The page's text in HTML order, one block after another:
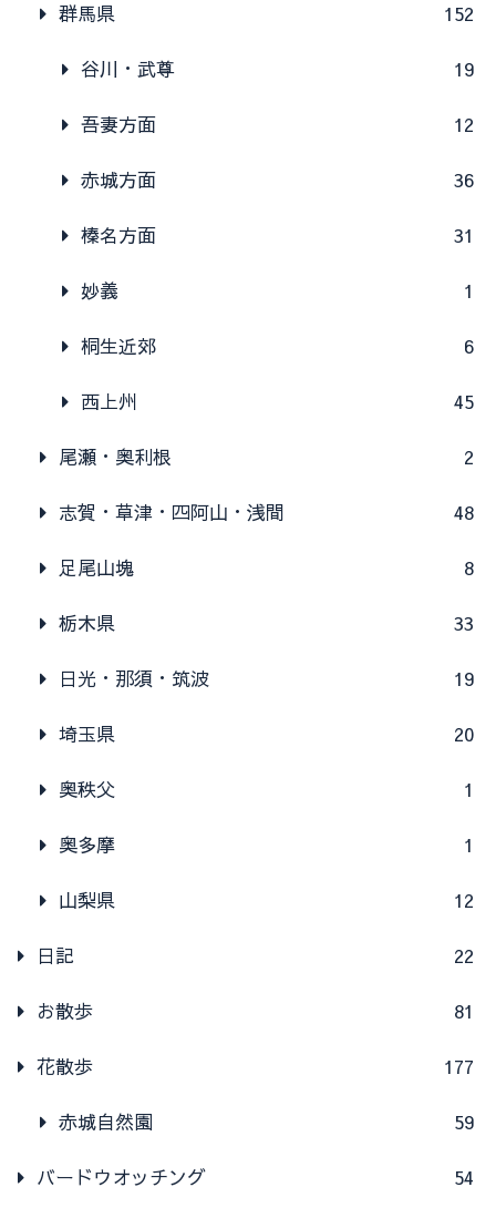
群馬県 152
谷川・武尊 19
吾妻方面 12
赤城方面 36
榛名方面 31
妙義 1
桐生近郊 6
西上州 45
尾瀬・奥利根 2
志賀・草津・四阿山・浅間 48
足尾山塊 8
栃木県 33
日光・那須・筑波 19
埼玉県 20
奥秩父 1
奥多摩 1
山梨県 12
日記 22
お散歩 81
花散歩 177
赤城自然園 59
バードウオッチング 54